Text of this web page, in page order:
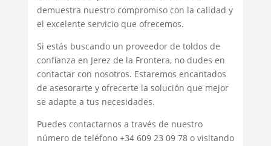
demuestra nuestro compromiso con la calidad y
el excelente servicio que ofrecemos.
Si estás buscando un proveedor de toldos de
confianza en Jerez de la Frontera, no dudes en
contactar con nosotros. Estaremos encantados
de asesorarte y ofrecerte la solución que mejor
se adapte a tus necesidades.
Puedes contactarnos a través de nuestro
número de teléfono +34 609 23 09 78 o visitando